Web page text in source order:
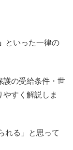
といった一律の
護の受給条件・世
すく解説しま
れる」と思って